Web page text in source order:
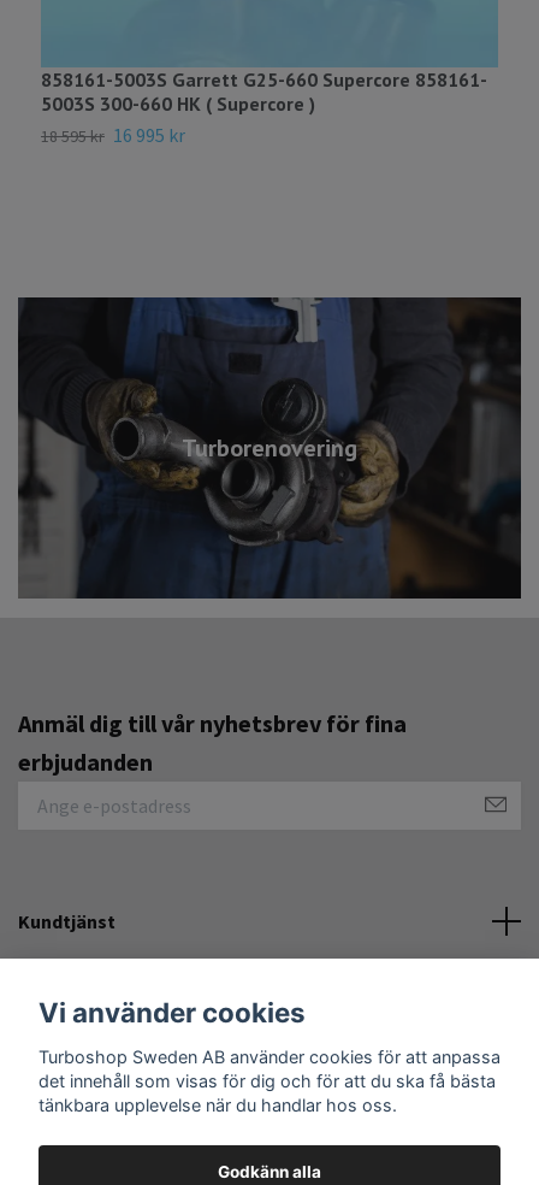
Turborenovering
858161-5003S Garrett G25-660 Supercore 858161-
5003S 300-660 HK ( Supercore )
18 595 kr 16 995 kr
Anmäl dig till vår nyhetsbrev för fina
erbjudanden
Kundtjänst
Sociala medier
Vi använder cookies
Turboshop Sweden AB använder cookies för att anpassa
det innehåll som visas för dig och för att du ska få bästa
tänkbara upplevelse när du handlar hos oss.
Godkänn alla